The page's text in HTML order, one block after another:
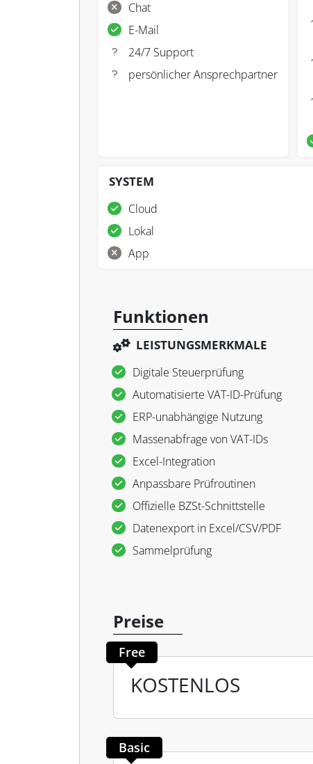
Chat
E-Mail
24/7 Support
persönlicher Ansprechpartner
SYSTEM
Cloud
Lokal
App
Funktionen
LEISTUNGSMERKMALE
Digitale Steuerprüfung
Automatisierte VAT-ID-Prüfung
ERP-unabhängige Nutzung
Massenabfrage von VAT-IDs
Excel-Integration
Anpassbare Prüfroutinen
Offizielle BZSt-Schnittstelle
Datenexport in Excel/CSV/PDF
Sammelprüfung
Preise
Free
KOSTENLOS
Basic